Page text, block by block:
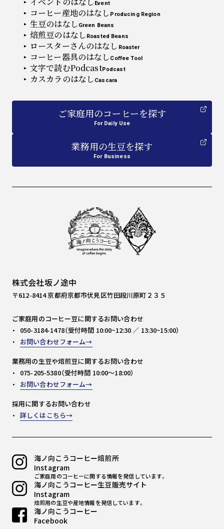
Event
コーヒー産地のはなし Producing Region
生豆のはなし Green Beans
焙煎豆のはなし Roasted Beans
ロースターさんのはなし Roaster
コーヒー器具のはなし Coffee Tool
文字で読むPodcastPodcast
カスカラのはなし Cascara
ご家庭用のコーヒーを探す
For Daily Use
業務用の生豆を探す
For Business
株式会社坂ノ途中
〒612-8414 京都府京都市伏見区竹田段川原町２３５
ご家庭用のコーヒー豆に関するお問い合わせ
050-3184-1478（受付時間 10:00~12:30 ／ 13:30~15:00）
お問い合わせフォーム
業務用の生豆や焙煎豆に関するお問い合わせ
075-205-5380（受付時間 10:00～18:00）
お問い合わせフォーム
採用に関するお問い合わせ
詳しくはこちら
海ノ向こうコーヒー焙煎所
Instagram
ご家庭用のコーヒーに関する情報を発信しています。
海ノ向こうコーヒー生豆販売サイト
Instagram
焙煎用の生豆や産地情報を発信しています。
海ノ向こうコーヒー
Facebook